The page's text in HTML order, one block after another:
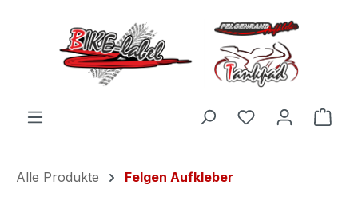
Zum Hauptinhalt springen
Du hast 0
Alle Produkte Felgen Aufkleber